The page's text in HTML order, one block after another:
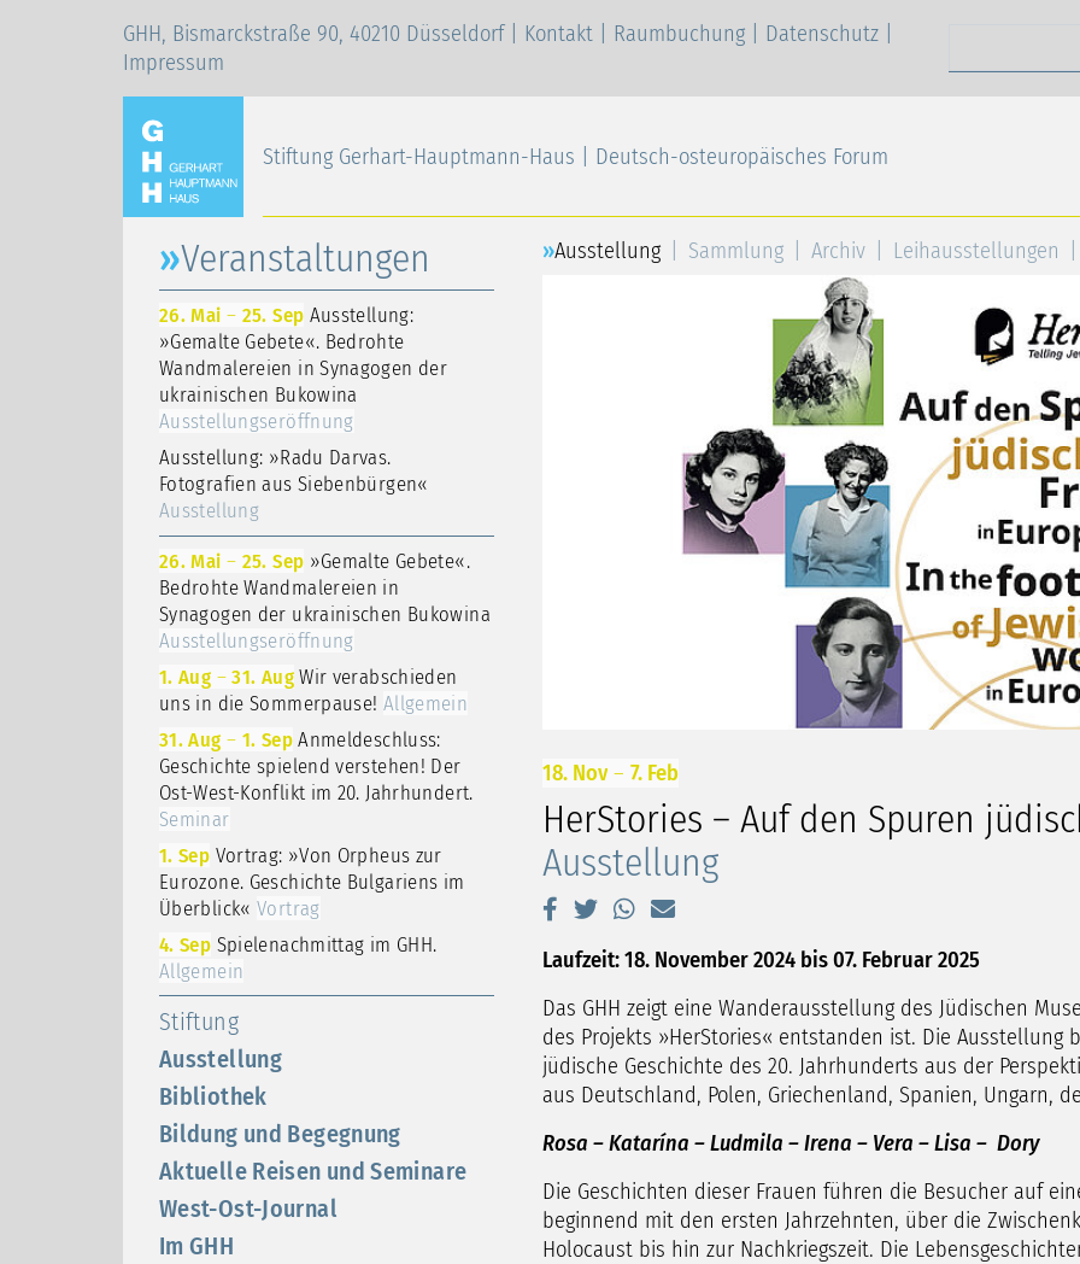
GHH, Bismarckstraße 90, 40210 Düsseldorf | Kontakt Raumbuchung Datenschutz
Impressum
Stiftung Gerhart-Hauptmann-Haus | Deutsch-osteuropäisches Forum
Stiftung
Ausstellung
Bibliothek
Bildung und Begegnung
Aktuelle Reisen und Seminare
West-Ost-Journal
Im GHH
Veranstaltungen
26. Mai – 25. Sep Ausstellung:
»Gemalte Gebete«. Bedrohte
Wandmalereien in Synagogen der
ukrainischen Bukowina
Ausstellungseröffnung
Ausstellung: »Radu Darvas.
Fotografien aus Siebenbürgen«
Ausstellung
26. Mai – 25. Sep »Gemalte Gebete«.
Bedrohte Wandmalereien in
Synagogen der ukrainischen Bukowina
Ausstellungseröffnung
1. Aug –31. AugWir verabschieden
uns in die Sommerpause! Allgemein
31. Aug – 1. SepAnmeldeschluss:
Geschichte spielend verstehen! Der
Ost-West-Konflikt im 20. Jahrhundert.
Seminar
1. Sep Vortrag: »Von Orpheus zur
Eurozone. Geschichte Bulgariens im
Überblick«Vortrag
4. Sep Spielenachmittag im GHH.
Allgemein
Ausstellung Sammlung Archiv Leihausstellungen
18. Nov– 7. Feb
HerStories – Auf den Spuren
Ausstellung
Laufzeit: 18. November 2024 bis 07. Februar 2025
Das GHH zeigt eine Wanderausstellung des Jüdischen
des Projekts »HerStories« entstanden ist. Die
jüdische Geschichte des 20. Jahrhunderts aus der
aus Deutschland, Polen, Griechenland, Spanien, Ungarn,
Rosa – Katarína – Ludmila – Irena – Vera – Lisa – Dory
Die Geschichten dieser Frauen führen die Besucher auf
beginnend mit den ersten Jahrzehnten, über die
Holocaust bis hin zur Nachkriegszeit. Die